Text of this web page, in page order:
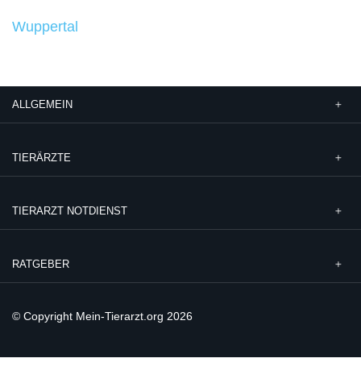
Wuppertal
ALLGEMEIN
TIERÄRZTE
TIERARZT NOTDIENST
RATGEBER
© Copyright Mein-Tierarzt.org 2026